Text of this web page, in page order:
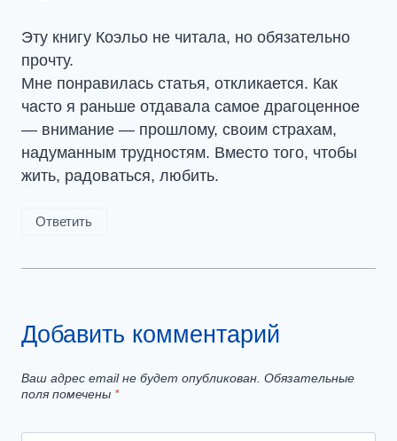
Эту книгу Коэльо не читала, но обязательно
прочту.
Мне понравилась статья, откликается. Как
часто я раньше отдавала самое драгоценное
— внимание — прошлому, своим страхам,
надуманным трудностям. Вместо того, чтобы
жить, радоваться, любить.
Ответить
Добавить комментарий
Ваш адрес email не будет опубликован. Обязательные
поля помечены *